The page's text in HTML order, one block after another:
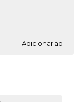
Adicionar ao